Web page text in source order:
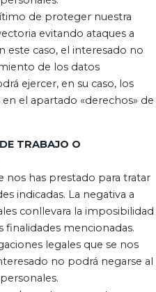
de proteger nuestra
evitando ataques a
este caso, el interesado no
de los datos
ejercer, en su caso, los
el apartado «derechos» de
TRABAJO O
nos has prestado para tratar
indicadas. La negativa a
conllevara la imposibilidad
finalidades mencionadas.
legales que se nos
no podrá negarse al